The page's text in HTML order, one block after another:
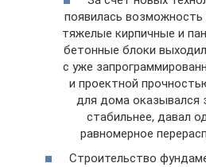
появилась
тяжелые кирпичные и
бетонные блоки
с уже
и проектной
для дома оказывался
стабильнее, давал
равномерное
Строительство